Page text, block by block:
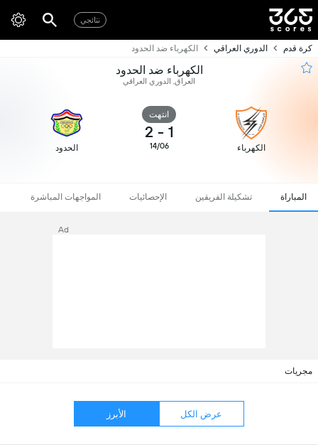
نتائجي
كرة قدم الدوري العراقي الكهرباء ضد الحدود
الكهرباء ضد الحدود
العراق, الدوري العراقي
الكهرباء
انتهت
1
-
2
14/06 الحدود
المباراة تشكيلة الفريقين الإحصائيات المواجهات المباشرة
Ad
مجريات
عرض الكل الأبرز